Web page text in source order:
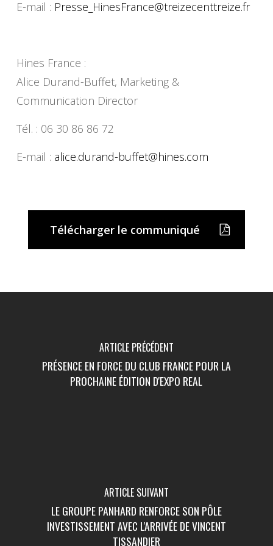
E-mail : Presse_HinesFrance@treizecenttreize.fr
Hines France :
Alice Durand-Buffet, Marketing &
Communication Director
Tél. : 06 30 86 86 72
E-mail : alice.durand-buffet@hines.com
Télécharger le communiqué
ARTICLE PRÉCÉDENT
PRÉSENCE EN FORCE DU CLUB FRANCE POUR LA
PROCHAINE ÉDITION D'EXPO REAL
ARTICLE SUIVANT
LE GROUPE PANHARD RENFORCE SON PÔLE
INVESTISSEMENT AVEC L'ARRIVÉE DE VINCENT
TISSANDIER